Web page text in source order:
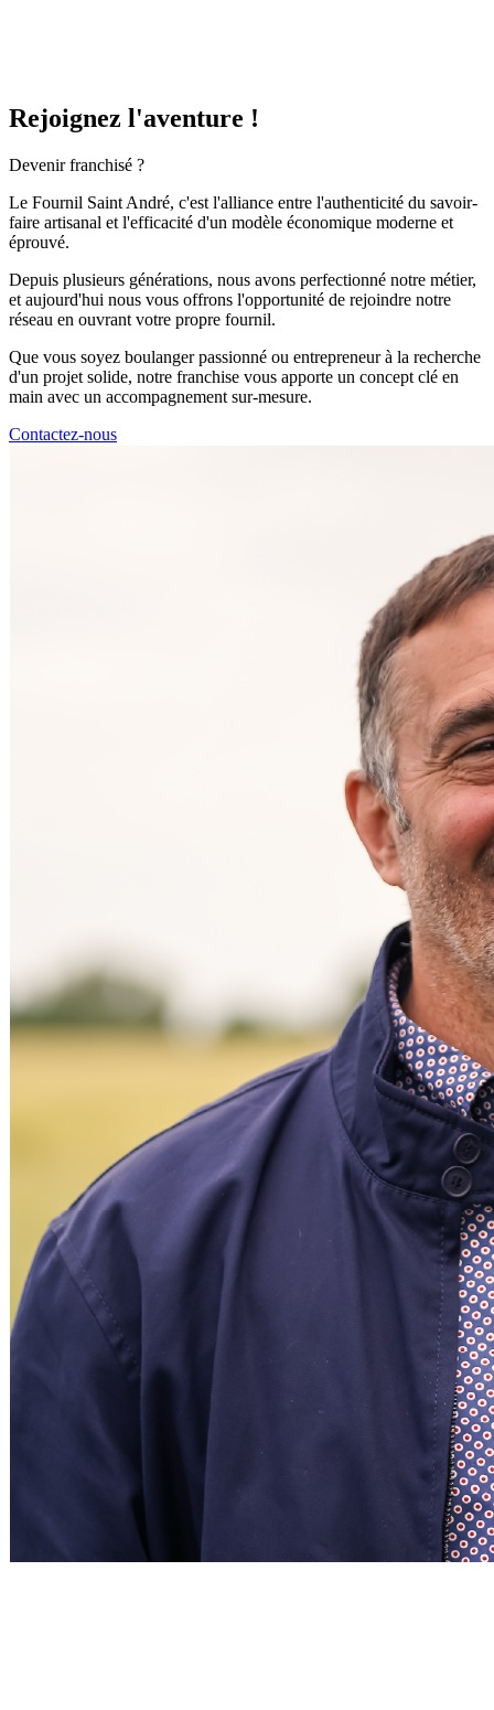
Rejoignez l'aventure !
Devenir franchisé ?
Le Fournil Saint André, c'est l'alliance entre l'authenticité du savoir-
faire artisanal et l'efficacité d'un modèle économique moderne et
éprouvé.
Depuis plusieurs générations, nous avons perfectionné notre métier,
et aujourd'hui nous vous offrons l'opportunité de rejoindre notre
réseau en ouvrant votre propre fournil.
Que vous soyez boulanger passionné ou entrepreneur à la recherche
d'un projet solide, notre franchise vous apporte un concept clé en
main avec un accompagnement sur-mesure.
Contactez-nous